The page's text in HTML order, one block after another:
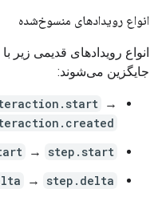
انواع رویدادهای منسوخ‌شده
انواع رویدادهای قدیمی زیر
جایگزین می‌شوند:
→
→
step.start
→
step.delta